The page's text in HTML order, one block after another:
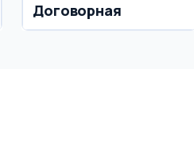
Договорная